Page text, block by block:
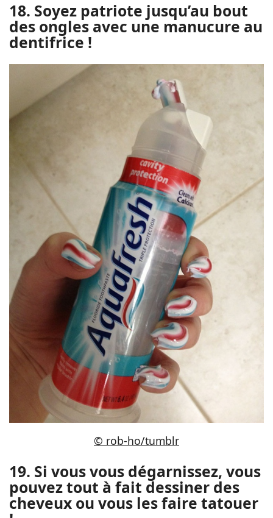
18. Soyez patriote jusqu’au bout
des ongles avec une manucure au
dentifrice !
© rob-ho/tumblr
19. Si vous vous dégarnissez, vous
pouvez tout à fait dessiner des
cheveux ou vous les faire tatouer